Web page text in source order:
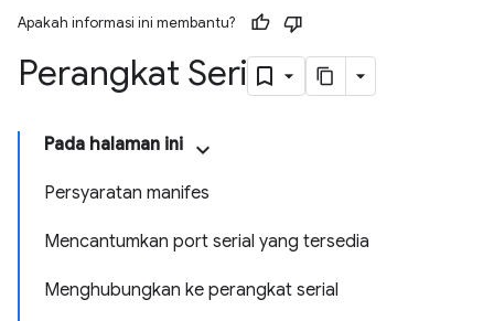
Apakah informasi ini membantu?
Perangkat Seri
Pada halaman ini
Persyaratan manifes
Mencantumkan port serial yang tersedia
Menghubungkan ke perangkat serial